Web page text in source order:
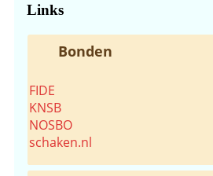
Links
Bonden
FIDE
KNSB
NOSBO
schaken.nl